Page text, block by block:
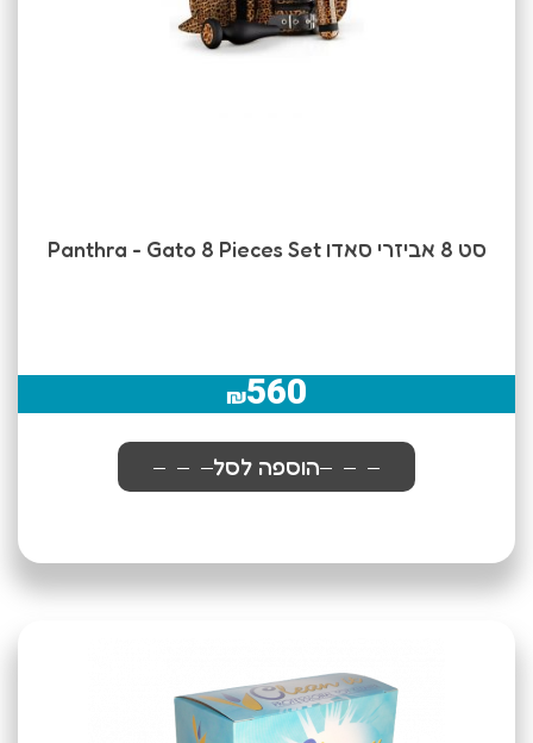
סט 8 אביזרי סאדו Panthra - Gato 8 Pieces Set
₪560
הוספה לסל